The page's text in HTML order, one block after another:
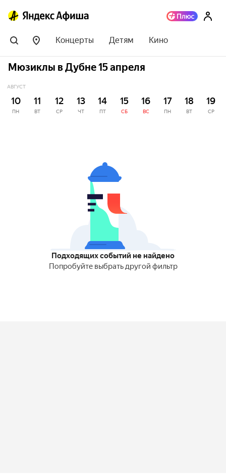
Концерты Детям Кино
Мюзиклы в Дубне 15 апреля
АВГУСТ
10
ПН
11
ВТ
12
СР
13
ЧТ
14
ПТ
15
СБ
16
ВС
17
ПН
18
ВТ
19
СР
Подходящих событий не найдено
Попробуйте выбрать другой фильтр